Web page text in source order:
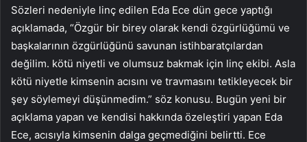
Sözleri nedeniyle linç edilen Eda Ece dün gece yaptığı
açıklamada, “Özgür bir birey olarak kendi özgürlüğümü ve
başkalarının özgürlüğünü savunan istihbaratçılardan
değilim. kötü niyetli ve olumsuz bakmak için linç ekibi. Asla
kötü niyetle kimsenin acısını ve travmasını tetikleyecek bir
şey söylemeyi düşünmedim.” söz konusu. Bugün yeni bir
açıklama yapan ve kendisi hakkında özeleştiri yapan Eda
Ece, acısıyla kimsenin dalga geçmediğini belirtti. Ece